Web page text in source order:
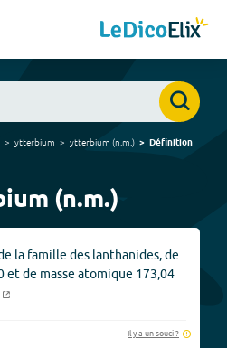
ytterbium ytterbium (n.m. ) Définition
(n.m.)
la famille des lanthanides, de
et de masse atomique 173,04
Il y a un souci ?